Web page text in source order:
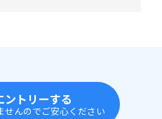
ントリーする
んのでご安心ください